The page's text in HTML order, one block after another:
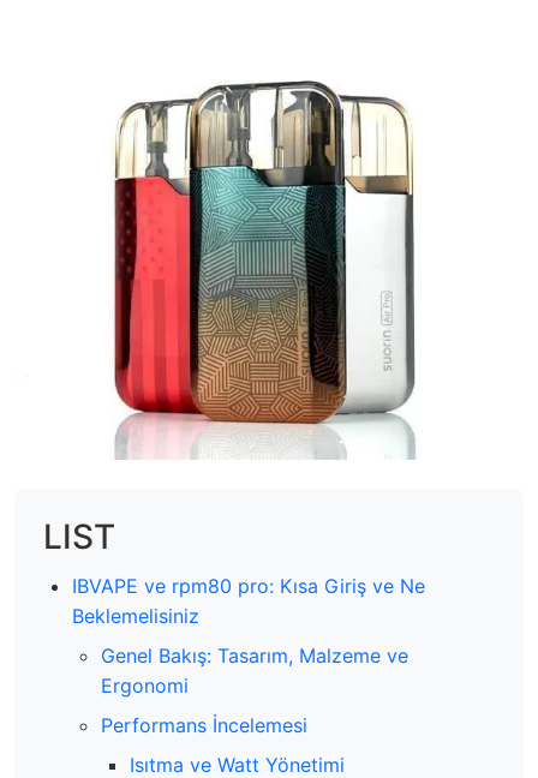
LIST
IBVAPE ve rpm80 pro: Kısa Giriş ve Ne
Beklemelisiniz
Genel Bakış: Tasarım, Malzeme ve
Ergonomi
Performans İncelemesi
Isıtma ve Watt Yönetimi